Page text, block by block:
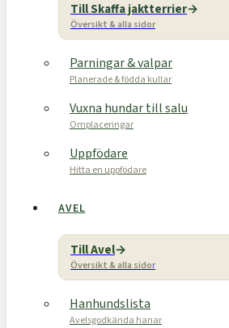
Till Skaffa jaktterrier
Översikt & alla sidor
Parningar & valpar
Planerade & födda kullar
Vuxna hundar till salu
Omplaceringar
Uppfödare
Hitta en uppfödare
AVEL
Till Avel
Översikt & alla sidor
Hanhundslista
Avelsgodkända hanar